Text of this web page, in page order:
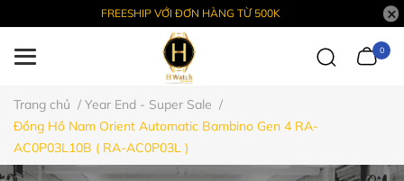
FREESHIP VỚI ĐƠN HÀNG TỪ 500K
0
Trang chủ / Year End - Super Sale /
Đồng Hồ Nam Orient Automatic Bambino Gen 4 RA-
AC0P03L10B ( RA-AC0P03L )